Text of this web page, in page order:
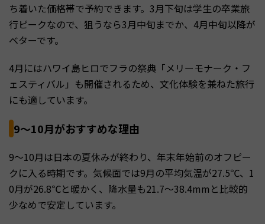
ち着いた価格帯で予約できます。3月下旬は学生の卒業旅
行ピークなので、狙うなら3月中旬までか、4月中旬以降が
ベターです。
4月にはハワイ島ヒロでフラの祭典「メリーモナーク・フ
ェスティバル」も開催されるため、文化体験を兼ねた旅行
にも適しています。
9〜10月がおすすめな理由
9〜10月は日本の夏休みが終わり、年末年始前のオフピー
クに入る時期です。気候面では9月の平均気温が27.5℃、1
0月が26.8℃と暖かく、降水量も21.7〜38.4mmと比較的
少なめで安定しています。